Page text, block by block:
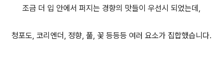
조금 더 입 안에서 퍼지는 경향의 맛들이 우선시 되었는데,
청포도, 코리엔더, 정향, 풀, 꽃 등등등 여러 요소가 집합했습니다.